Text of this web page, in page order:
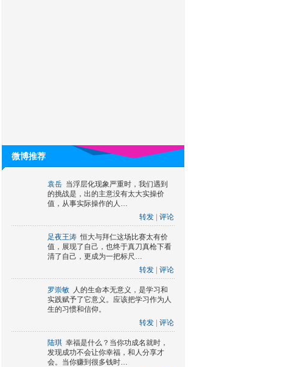
微博推荐
袁岳 当浮层化现象严重时，我们遇到
的挑战是，出的主意没有太大实操价
值，从事实际操作的人…
转发
评论
足夜王涛 恒大与拜仁这场比赛太有价
值，展现了自己，也终于真刀真枪下看
清了自己，更成为一把标尺…
转发
评论
罗崇敏 人的生命本无意义，是学习和
实践赋予了它意义。应该把学习作为人
生的习惯和信仰。
转发
评论
陆琪 幸福是什么？当你功成名就时，
发现成功不会让你幸福，和人分享才
会。当你赚到很多钱时…